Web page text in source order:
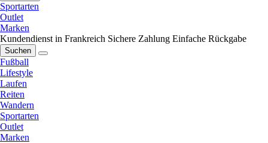
Sportarten
Outlet
Marken
Kundendienst in Frankreich Sichere Zahlung Einfache Rückgabe
Suchen
Fußball
Lifestyle
Laufen
Reiten
Wandern
Sportarten
Outlet
Marken